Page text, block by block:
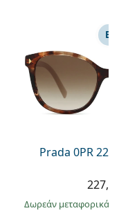
Prada 0PR
Δωρεάν μεταφορικά